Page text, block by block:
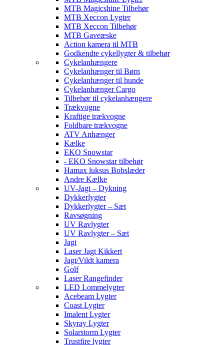
MTB Magicshine Tilbehør
MTB Xeccon Lygter
MTB Xeccon Tilbehør
MTB Gaveæske
Action kamera til MTB
Godkendte cykellygter & tilbehør
Cykelanhængere
Cykelanhænger til Børn
Cykelanhænger til hunde
Cykelanhænger Cargo
Tilbehør til cykelanhængere
Trækvogne
Kraftige trækvogne
Foldbare trækvogne
ATV Anhænger
Kælke
EKO Snowstar
- EKO Snowstar tilbehør
Hamax luksus Bobslæder
Andre Kælke
UV-Jagt – Dykning
Dykkerlygter
Dykkerlygter – Sæt
Ravsøgning
UV Ravlygter
UV Ravlygter – Sæt
Jagt
Laser Jagt Kikkert
Jagt/Vildt kamera
Golf
Laser Rangefinder
LED Lommelygter
Acebeam Lygter
Coast Lygter
Imalent Lygter
Skyray Lygter
Solarstorm Lygter
Trustfire lygter